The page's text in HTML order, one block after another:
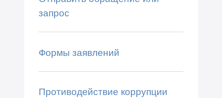
запрос
Формы заявлений
Противодействие коррупции